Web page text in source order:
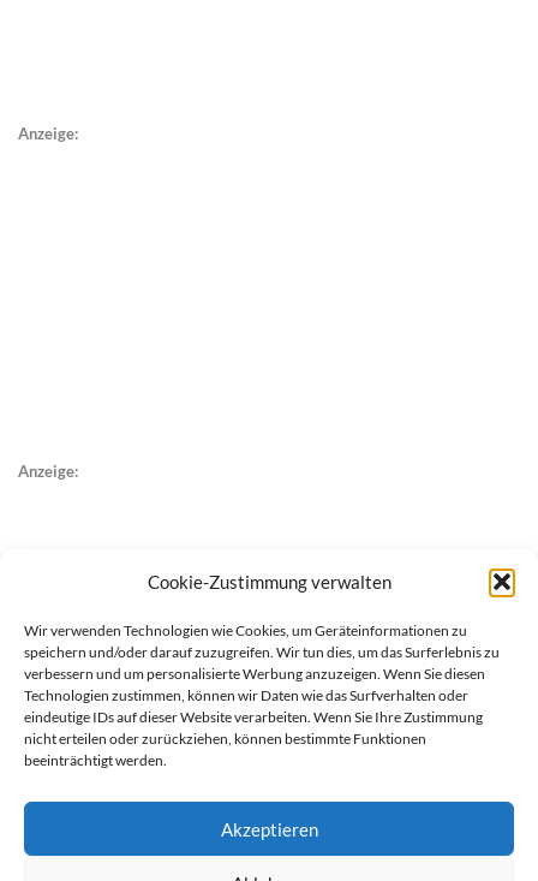
Cookie-Zustimmung verwalten
Wir verwenden Technologien wie Cookies, um Geräteinformationen zu
speichern und/oder darauf zuzugreifen. Wir tun dies, um das Surferlebnis zu
verbessern und um personalisierte Werbung anzuzeigen. Wenn Sie diesen
Technologien zustimmen, können wir Daten wie das Surfverhalten oder
eindeutige IDs auf dieser Website verarbeiten. Wenn Sie Ihre Zustimmung
nicht erteilen oder zurückziehen, können bestimmte Funktionen
beeinträchtigt werden.
Akzeptieren
Anzeige:
Anzeige: